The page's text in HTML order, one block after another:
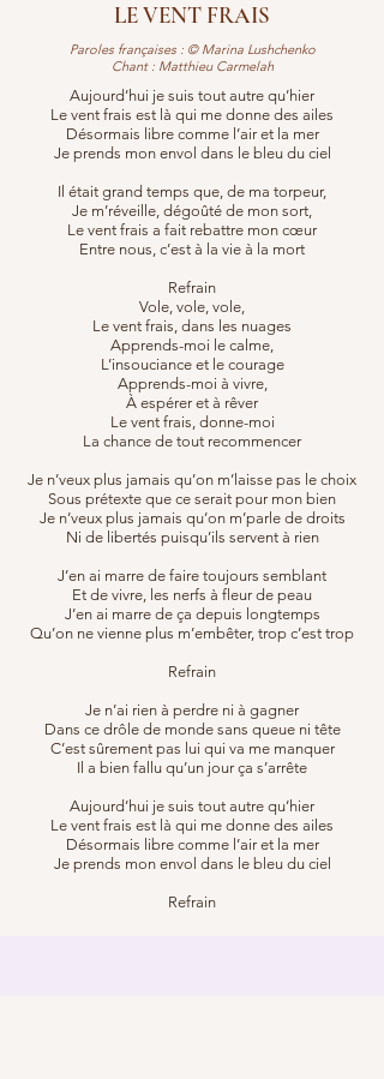
LE VENT FRAIS
Paroles françaises : © Marina Lushchenko
Chant : Matthieu Carmelah
Aujourd’hui je suis tout autre qu’hier
Le vent frais est là qui me donne des ailes
Désormais libre comme l’air et la mer
Je prends mon envol dans le bleu du ciel
Il était grand temps que, de ma torpeur,
Je m’réveille, dégoûté de mon sort,
Le vent frais a fait rebattre mon cœur
Entre nous, c’est à la vie à la mort
Refrain
Vole, vole, vole,
Le vent frais, dans les nuages
Apprends-moi le calme,
L’insouciance et le courage
Apprends-moi à vivre,
À espérer et à rêver
Le vent frais, donne-moi
La chance de tout recommencer
Je n’veux plus jamais qu’on m’laisse pas le choix
Sous prétexte que ce serait pour mon bien
Je n’veux plus jamais qu’on m’parle de droits
Ni de libertés puisqu’ils servent à rien
J’en ai marre de faire toujours semblant
Et de vivre, les nerfs à fleur de peau
J’en ai marre de ça depuis longtemps
Qu’on ne vienne plus m’embêter, trop c’est trop
Refrain
Je n’ai rien à perdre ni à gagner
Dans ce drôle de monde sans queue ni tête
C’est sûrement pas lui qui va me manquer
Il a bien fallu qu’un jour ça s’arrête
Aujourd’hui je suis tout autre qu’hier
Le vent frais est là qui me donne des ailes
Désormais libre comme l’air et la mer
Je prends mon envol dans le bleu du ciel
Refrain